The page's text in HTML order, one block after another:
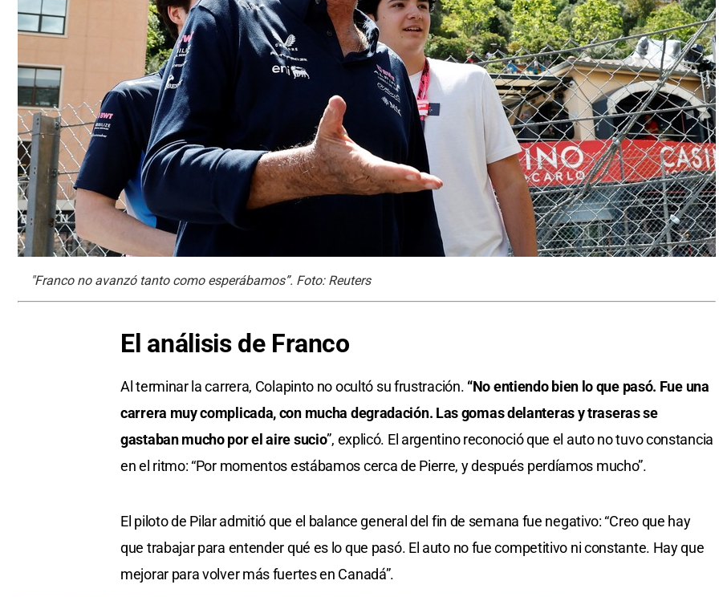
"Franco no avanzó tanto como esperábamos”. Foto: Reuters
El análisis de Franco
Al terminar la carrera, Colapinto no ocultó su frustración. “No entiendo bien lo que pasó. Fue una
carrera muy complicada, con mucha degradación. Las gomas delanteras y traseras se
gastaban mucho por el aire sucio”, explicó. El argentino reconoció que el auto no tuvo constancia
en el ritmo: “Por momentos estábamos cerca de Pierre, y después perdíamos mucho”.
El piloto de Pilar admitió que el balance general del fin de semana fue negativo: “Creo que hay
que trabajar para entender qué es lo que pasó. El auto no fue competitivo ni constante. Hay que
mejorar para volver más fuertes en Canadá”.